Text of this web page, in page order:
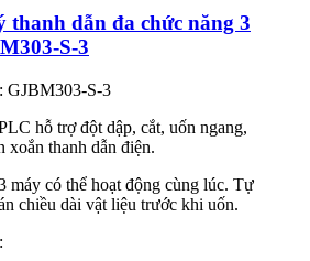
thanh dẫn đa chức năng 3
S-3
: GJBM303-S-3
hỗ trợ đột dập, cắt, uốn ngang,
xoắn thanh dẫn điện.
máy có thể hoạt động cùng lúc. Tự
chiều dài vật liệu trước khi uốn.
: